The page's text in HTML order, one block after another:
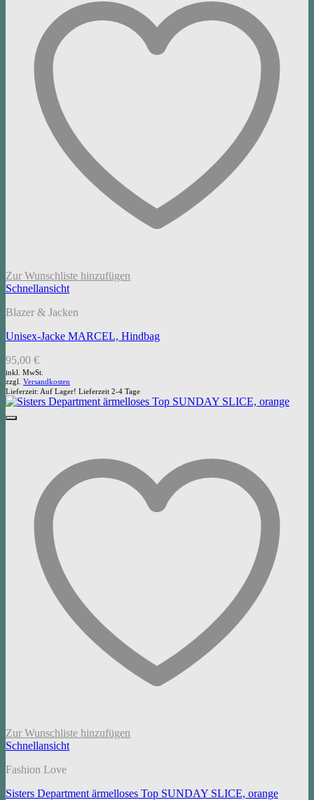
Zur Wunschliste hinzufügen
Schnellansicht
Blazer & Jacken
Unisex-Jacke MARCEL, Hindbag
95,00 €
inkl. MwSt.
zzgl. Versandkosten
Lieferzeit: Auf Lager! Lieferzeit 2-4 Tage
Zur Wunschliste hinzufügen
Schnellansicht
Fashion Love
Sisters Department ärmelloses Top SUNDAY SLICE, orange